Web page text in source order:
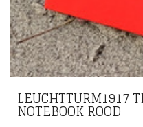
LEUCHTTURM1917
NOTEBOOK ROOD